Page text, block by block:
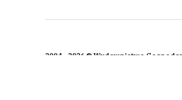
2004 - 2026 © Wydawnictwo